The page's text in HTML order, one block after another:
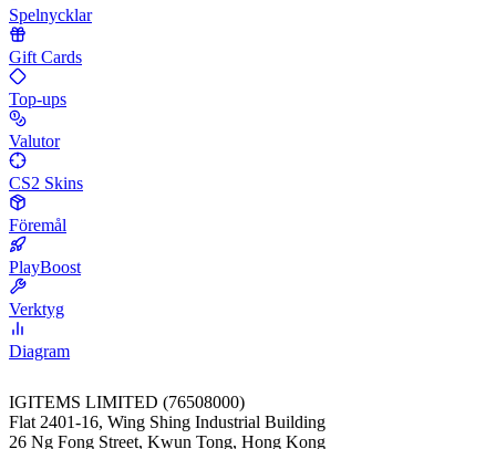
Spelnycklar
Gift Cards
Top-ups
Valutor
CS2 Skins
Föremål
PlayBoost
Verktyg
Diagram
IGITEMS LIMITED (76508000)
Flat 2401-16, Wing Shing Industrial Building
26 Ng Fong Street, Kwun Tong, Hong Kong